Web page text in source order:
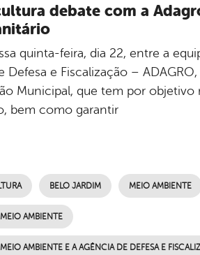
debate com a
quinta-feira, dia 22, entre a
Defesa e Fiscalização –
Municipal, que tem por
bem como garantir
BELO JARDIM MEIO AMBIENTE
AMBIENTE
AMBIENTE E A AGÊNCIA DE DEFESA E